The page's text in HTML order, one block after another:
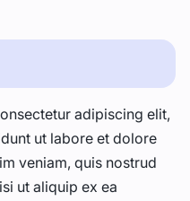
adipiscing elit,
ut labore et dolore
veniam, quis nostrud
ut aliquip ex ea